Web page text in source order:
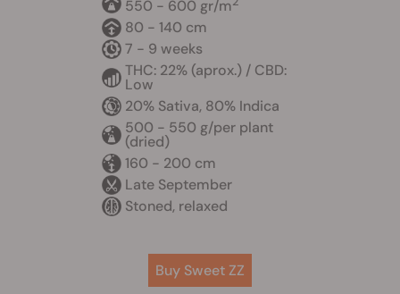
550 - 600 gr/m
80 - 140 cm
7 - 9 weeks
THC: 22% (aprox.) / CBD:
Low
20% Sativa, 80% Indica
500 - 550 g/per plant
(dried)
160 - 200 cm
Late September
Stoned, relaxed
Buy Sweet ZZ